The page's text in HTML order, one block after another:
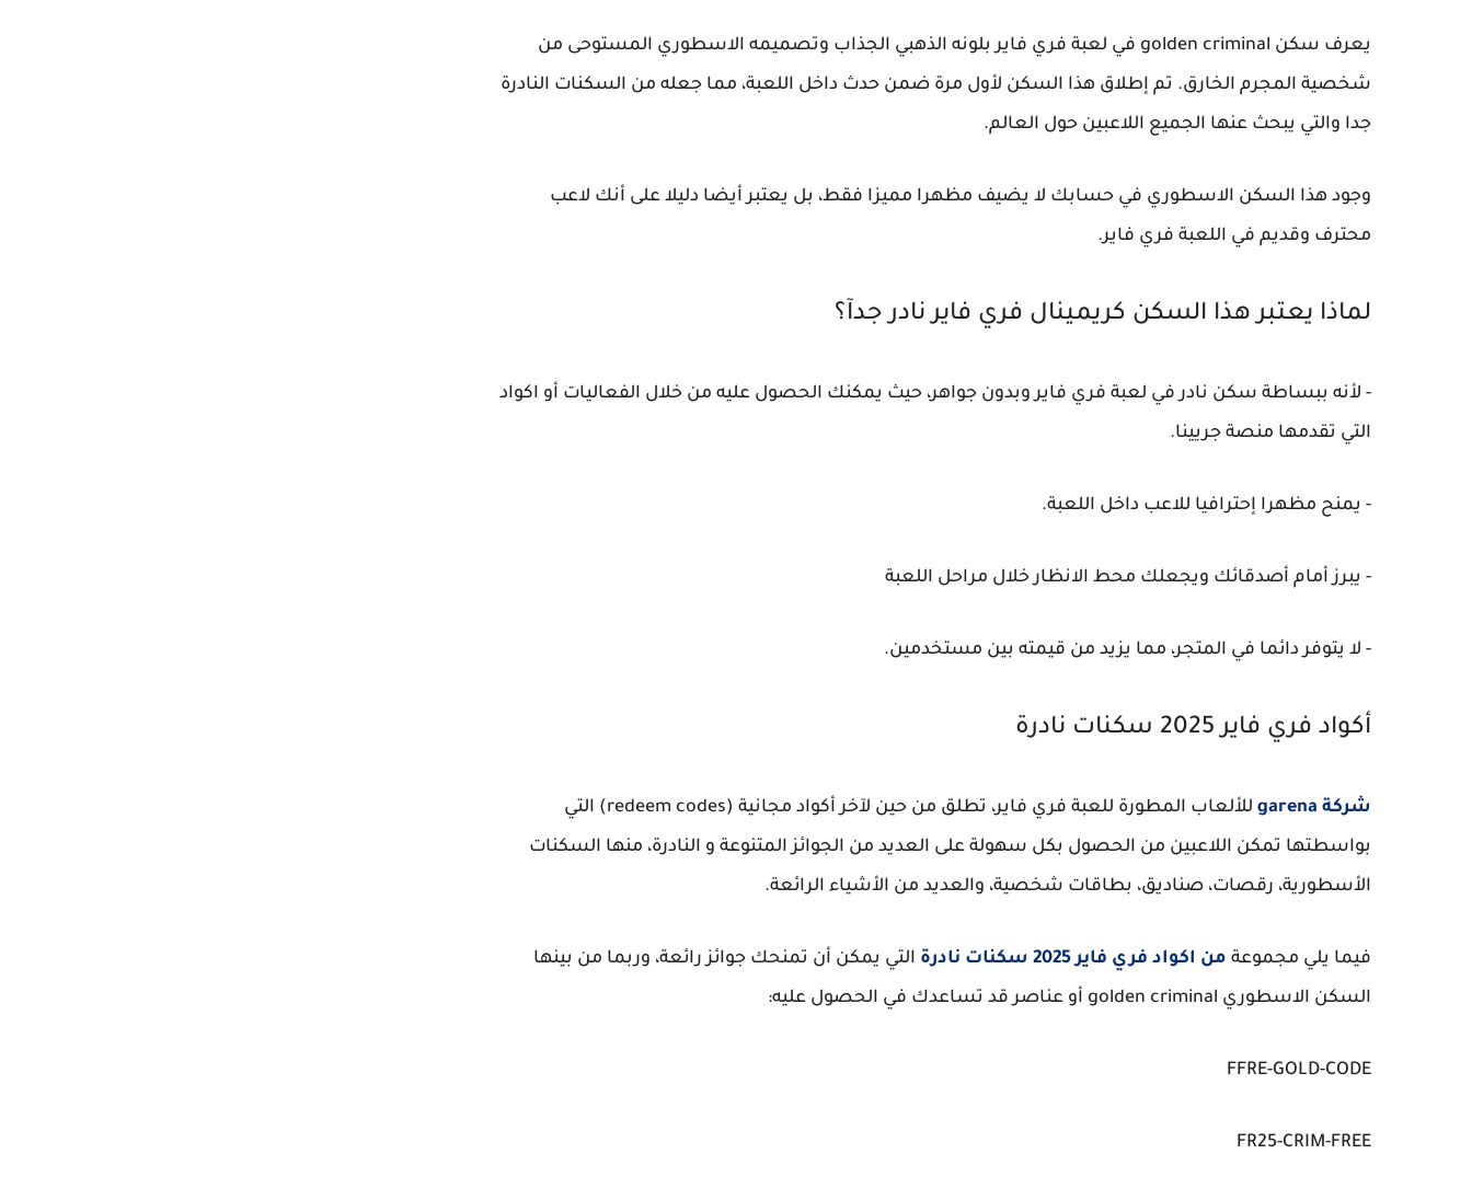
يعرف سكن golden criminal في لعبة فري فاير بلونه الذهبي الجذاب وتصميمه الاسطوري المستوحى من
شخصية المجرم الخارق. تم إطلاق هذا السكن لأول مرة ضمن حدث داخل اللعبة، مما جعله من السكنات النادرة
جدا والتي يبحث عنها الجميع اللاعبين حول العالم.
وجود هذا السكن الاسطوري في حسابك لا يضيف مظهرا مميزا فقط، بل يعتبر أيضا دليلا على أنك لاعب
محترف وقديم في اللعبة فري فاير.
لماذا يعتبر هذا السكن كريمينال فري فاير نادر جدآ؟
- لأنه ببساطة سكن نادر في لعبة فري فاير وبدون جواهر، حيث يمكنك الحصول عليه من خلال الفعاليات أو اكواد
التي تقدمها منصة جريينا.
- يمنح مظهرا إحترافيا للاعب داخل اللعبة.
- يبرز أمام أصدقائك ويجعلك محط الانظار خلال مراحل اللعبة
- لا يتوفر دائما في المتجر، مما يزيد من قيمته بين مستخدمين.
أكواد فري فاير 2025 سكنات نادرة
شركة garena
للألعاب المطورة للعبة فري فاير، تطلق من حين لآخر أكواد مجانية (redeem codes) التي
بواسطتها تمكن اللاعبين من الحصول بكل سهولة على العديد من الجوائز المتنوعة و النادرة، منها السكنات
الأسطورية، رقصات، صناديق، بطاقات شخصية، والعديد من الأشياء الرائعة.
فيما يلي مجموعة من اكواد فري فاير 2025 سكنات نادرة
التي يمكن أن تمنحك جوائز رائعة، وربما من بينها
السكن الاسطوري golden criminal أو عناصر قد تساعدك في الحصول عليه:
FFRE-GOLD-CODE
FR25-CRIM-FREE